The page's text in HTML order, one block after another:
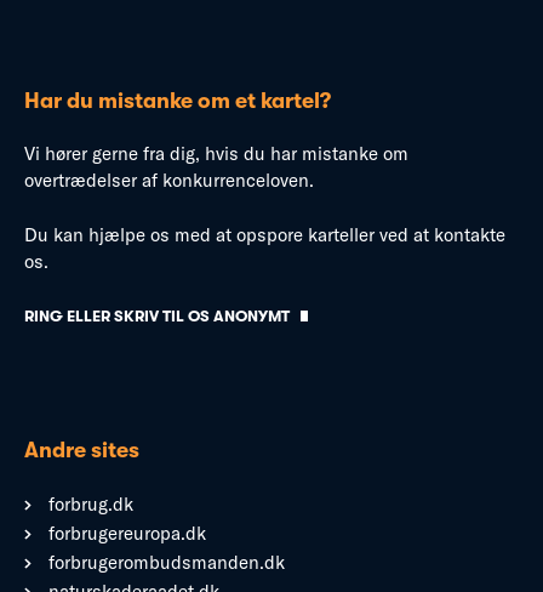
Har du mistanke om et kartel?
Vi hører gerne fra dig, hvis du har mistanke om
overtrædelser af konkurrenceloven.
Du kan hjælpe os med at opspore karteller ved at kontakte
os.
RING ELLER SKRIV TIL OS ANONYMT
Andre sites
forbrug.dk
forbrugereuropa.dk
forbrugerombudsmanden.dk